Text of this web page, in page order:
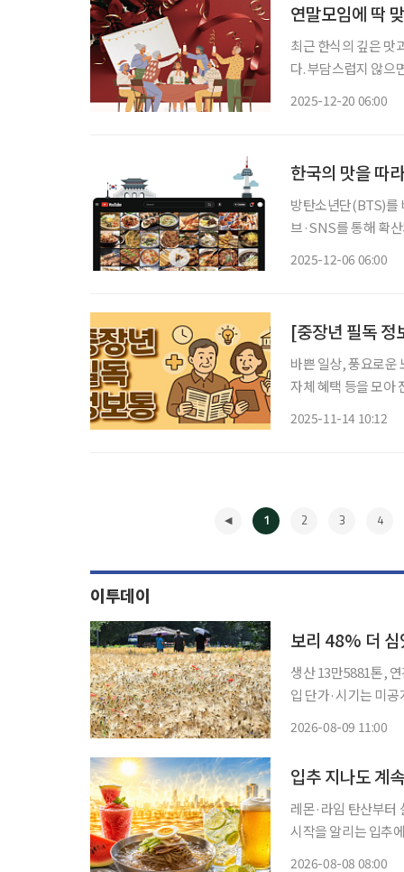
연말모임에 딱
최근 한식의 깊은 맛
다. 부담스럽지 않으
2025-12-20 06:00
한국의 맛을 따
방탄소년단(BTS)를
브·SNS를 통해 확
2025-12-06 06:00
[중장년 필독 정
바쁜 일상, 풍요로운
자체 혜택 등을 모아
2025-11-14 10:12
1 2 3 4
이투데이
보리 48% 더
생산 13만5881톤,
입 단가·시기는 미공개 지난해 일부 산지에서 40㎏당 8만원대까지 올랐던 보리값
2026-08-09 11:00
입추 지나도 계
레몬·라임 탄산부터 살
시작을 알리는 입추
2026-08-08 08:00